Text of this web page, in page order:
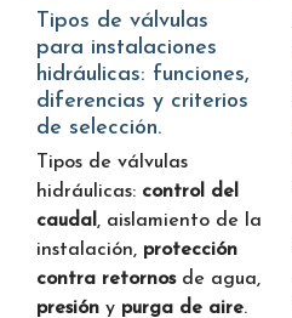
Tipos de válvulas
para instalaciones
hidráulicas: funciones,
diferencias y criterios
de selección.
Tipos de válvulas
hidráulicas: control del
caudal, aislamiento de la
instalación, protección
contra retornosde agua,
presión y purga de aire.